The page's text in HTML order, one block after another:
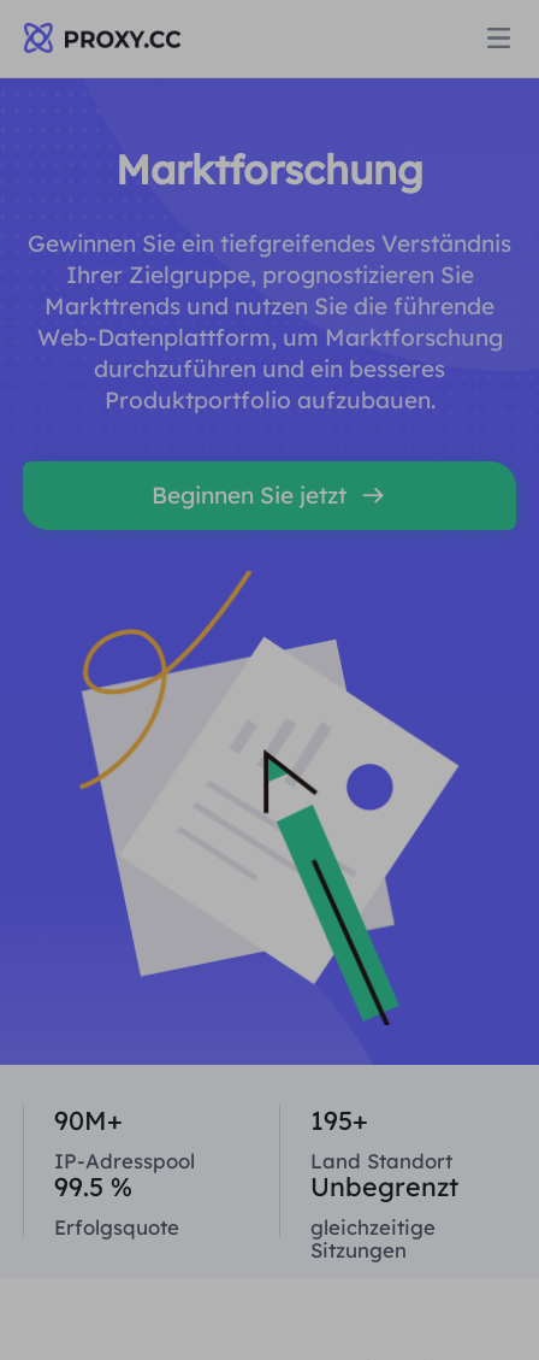
Wohn-Proxy
Statischer Wohn-Proxy
Ich habe kein heating
Berater für langfristige imap
Preise
WOHNPROXY
Wohn-Proxy $0.8/GB
Unbegrenzter Wohn-Proxy
Ich habe kein heating
Berater für langfristige imap
Data for AI
Lösungen
NACH ANWENDUNGSFALL
Marktforschung
Markenschutz
SEO-Überwachung
Anzeigenüberprüfung
Web Scraping und Crawling
Alle anzeigen
Ressourcen
Partnerprogramm
Partner
KOSTENLOSE WERKZEUGE
Proxy-Checker
Kostenlose Proxy-Liste
Vereinigtes Königreich
Brasilien
HELFEN
Blog
Benutzerhandbuch
INTEGRATIONEN
Weitere Integrationen
Deutsch
中文
English
Việt Nam
Deutsch
Русский
हिंदी
Genießen und handeln Sie jetzt!
Wohnimmobilien $0/GB Unbegrenzt $0/Tag
Einloggen Melden Sie sich an
Marktforschung
Gewinnen Sie ein tiefgreifendes Verständnis
Ihrer Zielgruppe, prognostizieren Sie
Markttrends und nutzen Sie die führende
Web-Datenplattform, um Marktforschung
durchzuführen und ein besseres
Produktportfolio aufzubauen.
Beginnen Sie jetzt
90M+
IP-Adresspool
195+
Land Standort
99.5 %
Erfolgsquote
Unbegrenzt
gleichzeitige
Sitzungen